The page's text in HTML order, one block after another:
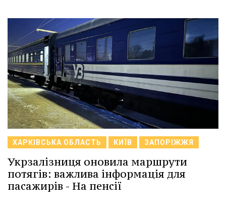
ХАРКІВСЬКА ОБЛАСТЬ КИЇВ ЗАПОРІЖЖЯ
Укрзалізниця оновила маршрути
потягів: важлива інформація для
пасажирів - На пенсії